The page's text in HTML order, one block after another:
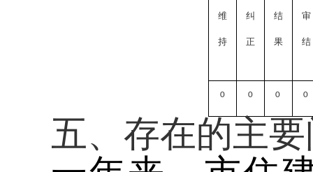
维
持
纠
正
结
果
审
结
0 0 0 0
五、存在的主